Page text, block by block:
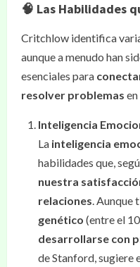
🧠 Las Habilidades
Critchlow identifica
aunque a menudo han
esenciales para
resolver problemas
Inteligencia
La inteligencia
habilidades que,
nuestra
relaciones. Aunque
genético (entre el
desarrollarse con
de Stanford, sugiere